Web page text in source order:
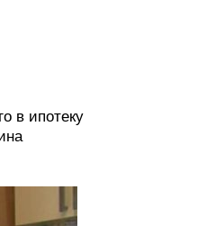
в ипотеку